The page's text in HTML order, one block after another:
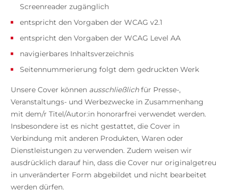
Screenreader zugänglich
entspricht den Vorgaben der WCAG v2.1
entspricht den Vorgaben der WCAG Level AA
navigierbares Inhaltsverzeichnis
Seitennummerierung folgt dem gedruckten Werk
Unsere Cover können ausschließlichfür Presse-,
Veranstaltungs- und Werbezwecke in Zusammenhang
mit dem/r Titel/Autor:in honorarfrei verwendet werden.
Insbesondere ist es nicht gestattet, die Cover in
Verbindung mit anderen Produkten, Waren oder
Dienstleistungen zu verwenden. Zudem weisen wir
ausdrücklich darauf hin, dass die Cover nur originalgetreu
in unveränderter Form abgebildet und nicht bearbeitet
werden dürfen.